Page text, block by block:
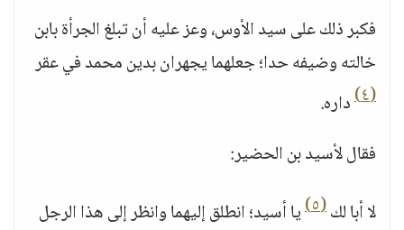
فكبر ذلك على سيد الأوس، وعز عليه أن تبلغ الجرأة بابن
خالته وضيفه حدا؛ جعلهما يجهران بدين محمد في عقر
(٤)
داره.
فقال لأسيد بن الحضير:
لا أبا لك(٥)
يا أسيد؛ انطلق إليهما وانظر إلى هذا الرجل